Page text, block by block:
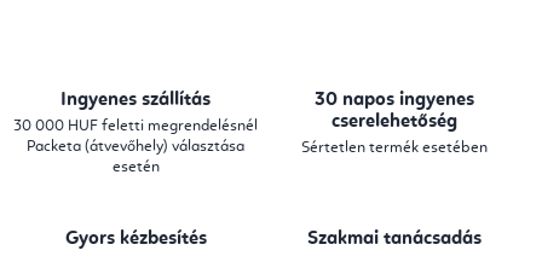
Ingyenes szállítás
30 000 HUF feletti megrendelésnél
Packeta (átvevőhely) választása
esetén
30 napos ingyenes
cserelehetőség
Sértetlen termék esetében
Gyors kézbesítés Szakmai tanácsadás